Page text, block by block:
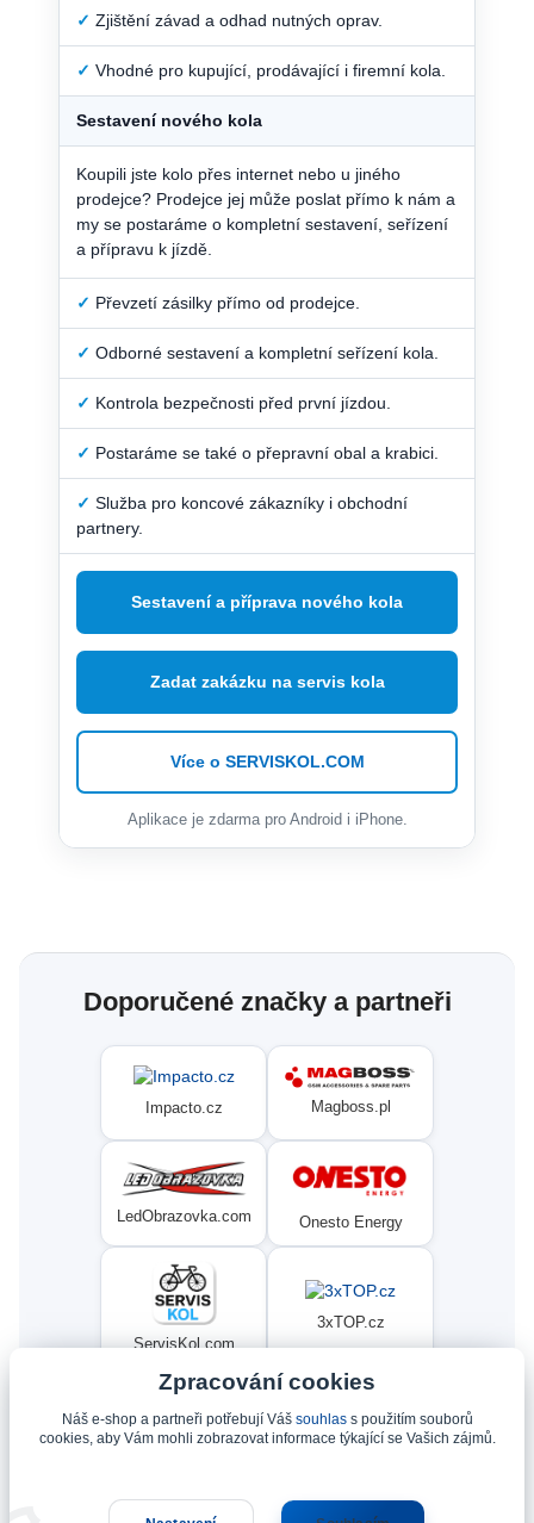
✓ Zjištění závad a odhad nutných oprav.
✓ Vhodné pro kupující, prodávající i firemní kola.
Sestavení nového kola
Koupili jste kolo přes internet nebo u jiného
prodejce? Prodejce jej může poslat přímo k nám a
my se postaráme o kompletní sestavení, seřízení
a přípravu k jízdě.
✓ Převzetí zásilky přímo od prodejce.
✓ Odborné sestavení a kompletní seřízení kola.
✓ Kontrola bezpečnosti před první jízdou.
✓ Postaráme se také o přepravní obal a krabici.
✓ Služba pro koncové zákazníky i obchodní
partnery.
Sestavení a příprava nového kola
Zadat zakázku na servis kola
Více o SERVISKOL.COM
Aplikace je zdarma pro Android i iPhone.
Doporučené značky a partneři
Impacto.cz Magboss.pl
LedObrazovka.com Onesto Energy
ServisKol.com
3xTOP.cz
Condat Ninex.cz
Zpracování cookies
Náš e-shop a partneři potřebují Váš souhlass použitím souborů
cookies, aby Vám mohli zobrazovat informace týkající se Vašich zájmů.